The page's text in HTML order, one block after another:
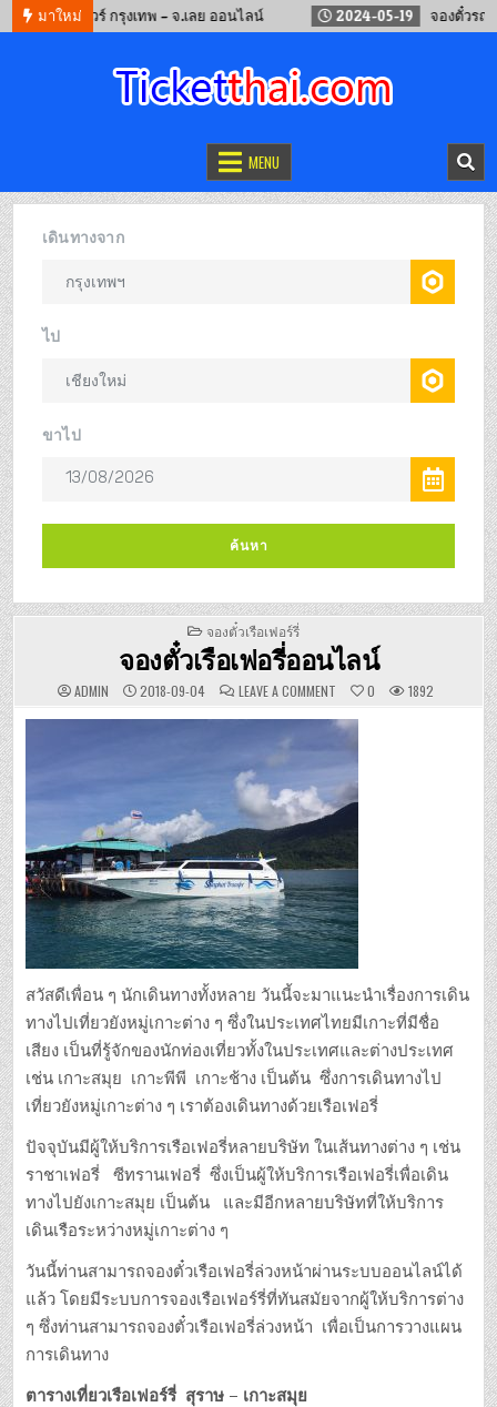
มาใหม่
องรถทัวร์ กรุงเทพ – จ.เลย ออนไลน์ 2024-05-19 จองตั๋วรถไฟจีน
MENU
POSTED
IN
จองตั๋วเรือเฟอร์รี่
จองตั๋วเรือเฟอรี่ออนไลน์
ADMIN 2018-09-04 LEAVE A COMMENTON
จอง
ตั๋ว
เรือ
ออนไลน์
0 1892
สวัสดีเพื่อน ๆ นักเดินทางทั้งหลาย วันนี้จะมาแนะนำเรื่องการเดิน
ทางไปเที่ยวยังหมู่เกาะต่าง ๆ ซึ่งในประเทศไทยมีเกาะที่มีชื่อ
เสียง เป็นที่รู้จักของนักท่องเที่ยวทั้งในประเทศและต่างประเทศ
เช่น เกาะสมุย เกาะพีพี เกาะช้าง เป็นต้น ซึ่งการเดินทางไป
เที่ยวยังหมู่เกาะต่าง ๆ เราต้องเดินทางด้วยเรือเฟอรี่
ปัจจุบันมีผู้ให้บริการเรือเฟอรี่หลายบริษัท ในเส้นทางต่าง ๆ เช่น
ราชาเฟอรี่ ซีทรานเฟอรี่ ซึ่งเป็นผู้ให้บริการเรือเฟอรี่เพื่อเดิน
ทางไปยังเกาะสมุย เป็นต้น และมีอีกหลายบริษัทที่ให้บริการ
เดินเรือระหว่างหมู่เกาะต่าง ๆ
วันนี้ท่านสามารถจองตั๋วเรือเฟอรี่ล่วงหน้าผ่านระบบออนไลน์ได้
แล้ว โดยมีระบบการจองเรือเฟอร์รี่ที่ทันสมัยจากผู้ให้บริการต่าง
ๆ ซึ่งท่านสามารถจองตั๋วเรือเฟอรี่ล่วงหน้า เพื่อเป็นการวางแผน
การเดินทาง
ตารางเที่ยวเรือเฟอร์รี่ สุราษ – เกาะสมุย